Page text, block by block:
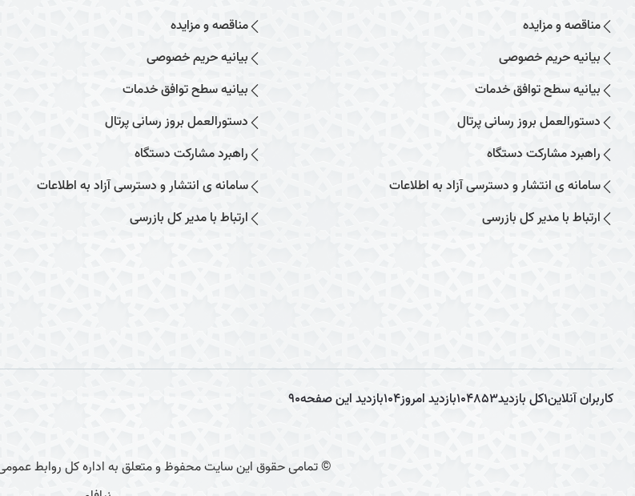
مناقصه و مزایده
بیانیه حریم خصوصی
بیانیه سطح توافق خدمات
دستورالعمل بروز رسانی پرتال
راهبرد مشارکت دستگاه
سامانه ی انتشار و دسترسی آزاد به اطلاعات
ارتباط با مدیر کل بازرسی
مناقصه و مزایده
بیانیه حریم خصوصی
بیانیه سطح توافق خدمات
دستورالعمل بروز رسانی پرتال
راهبرد مشارکت دستگاه
سامانه ی انتشار و دسترسی آزاد به اطلاعات
ارتباط با مدیر کل بازرسی
کاربران آنلاین1کل بازدید104853بازدید امروز104بازدید این صفحه90
© تمامی حقوق این سایت محفوظ و متعلق به اداره کل روابط